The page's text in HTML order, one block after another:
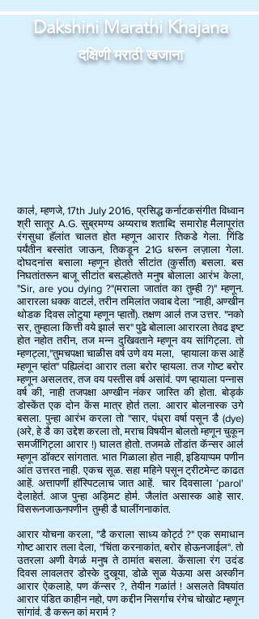
Dakshini Marathi Khajana
दक्षिणी मराठी खजाना
काल॑, म्हणजे, 17th July 2016, प्रसिद्ध कर्नाटकसंगीत विध्वान
श्री सातूर A.G. सुब्रमण्य अय्यराच शताब्दि समारोह मैलापूरांत
रंगसुधा हॅलांत चालत होत म्हणून आरार तिकडे गेला. गिंडि
पर्यंतीन बस्सांत जाऊन, तिकडून 21G धरून लज़ाला गेला.
दोघदनांस बसाला म्हणून होतते सीटांत (कुर्सींत) बसला. बस
निघतांतरून बाजू सीटांत बसल्होतते मनुष बोलाला आरंभ केला,
"Sir, are you dying ?"(मराला जातांत का तुम्ही ?)" म्हणून.
आरारला धक्क वाटल॑, तरीन तमिलांत जवाब देला "नाही, अण्खीन
थोडक दिवस लोटुया म्हणून प्हातों). तक्षण आल॑ तज उत्तर. "नको
सर, तुम्हाला कित्ती वये झाल॑ सर" पुढे बोलाला आरारला तेवढ इष्ट
होत नहोत तरीन, तज मन्न दुखिवताने म्हणून वय सांगिट्ला. तो
म्हणट्ला,"तुमचपक्षा चाळीस वर्ष उणे वय मला, प्हायाला कस आहें
म्हणून प्हांत" पह्यिलंदा आरार तला बरोर प्हायला. तज गोष्ट बरोर
म्हणून असलतर, तज वय पस्तीस वर्ष असांव॑. पण प्हायाला पन्नास
वर्ष की, नाही तजपक्षा अण्खीन नंकर जास्ति की होता. बोड्क॑
डोस्केंत एक दोन केंस मात्र होत॑ तला. आरार बोलनास्क उगे
बसला. पुन्हा आरंभ करला तो "सार, पंध्रा वर्षा पसून डै (dye)
(अरे, हे डै का उद्देश करला तो, मराच विषयीन बोलतो म्हणून चुकून
समजींगिट्ला आरार !) घालत होतो. तजमळे तोंडांत कॅन्सर आल॑
म्हणून डॉक्टर सांगतात. भात गिळाला होत नाही, इडियाप्पम पणीन
आंत उत्तरत नाही. एकच सूळ. सहा महिने पसून ट्रीटमेन्ट काढत
आहें. अत्तापणीं हॉस्पिटलाच जात आहें. चार दिवसाला ’parol'
देलाहेत॑. आज पुन्हा अड्मिट होम॑. जैलांत असास्क आहे सार.
विसरूनजाऊनपणीन तुम्ही डै घालींगनाकांत.
आरार योचना करला, "डै कराला साध्य कोट्ठ॑ ?" एक समाधान
गोष्ट आरार तला देला, "चिंता करनाकांत, बरोर होऊनजाईल". तो
उतरला अणी वेगळ॑ मनुष ते ठामांत बसला. केंसाला रंग उदंड
दिवस लावलतर डोस्के दुखूया, डोळे सूळ येऊया अस अस्कीन
आरार ऐकलाहे, पण कॅन्सर ?, तेयीन गळांत॑ ! असलते विषयांत
आरार पंडित काहीन नहो, पण कद्दीन निसर्गाच रंगेच चोखोट म्हणून
सांगांव॑. डै करून कां मराम॑ ?